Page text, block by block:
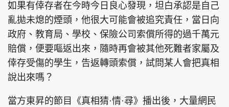
如果有倖存者在今時今日良心發現，坦白承認是自己
亂拋未熄的煙頭，他很大可能會被追究責任，當日向
政府、教育局、學校、保險公司索償所得的過千萬元
賠償，便要嘔返出來，隨時再會被其他死難者家屬及
倖存受傷的學生，告返轉頭索償，試問某人會把真相
說出來嗎？
當方東昇的節目《真相猜·情·尋》播出後，大量網民